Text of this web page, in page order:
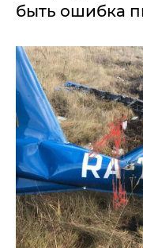
быть ошибка